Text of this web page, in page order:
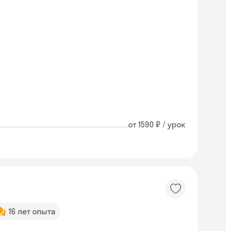
от 1590 ₽ / урок
16 лет опыта